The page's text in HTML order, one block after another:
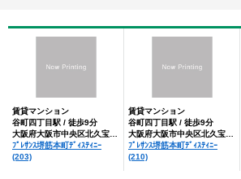
賃貸マンション
谷町四丁目駅 / 徒歩9分
ﾌﾟﾚｻﾝｽ堺筋本町ﾃﾞｨｽﾃｨﾆｰ
(203)
賃貸マンション
谷町四丁目駅 / 徒歩9分
ﾌﾟﾚｻﾝｽ堺筋本町ﾃﾞｨｽﾃｨﾆｰ
(210)